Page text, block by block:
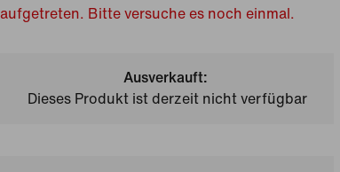
aufgetreten. Bitte versuche es noch einmal.
Ausverkauft:
Dieses Produkt ist derzeit nicht verfügbar